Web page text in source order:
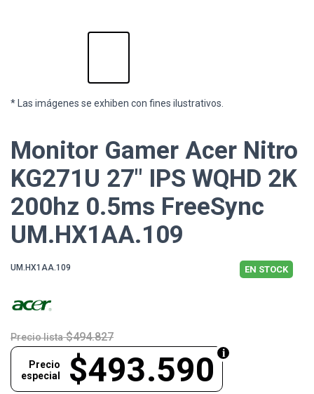
* Las imágenes se exhiben con fines ilustrativos.
Monitor Gamer Acer Nitro
KG271U 27" IPS WQHD 2K
200hz 0.5ms FreeSync
UM.HX1AA.109
UM.HX1AA.109 EN STOCK
Precio lista $494.827
$493.590
Precio
especial